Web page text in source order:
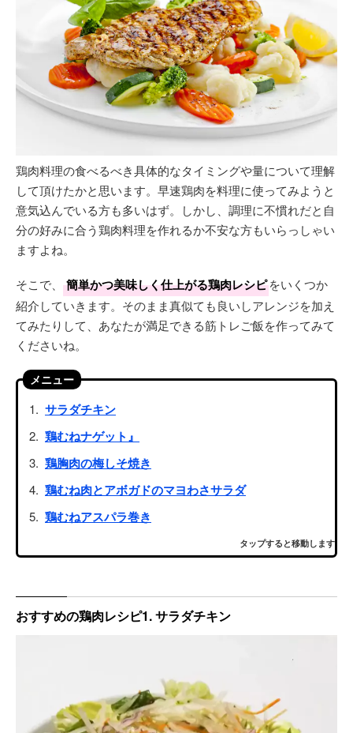
鶏肉料理の食べるべき具体的なタイミングや量について理解
して頂けたかと思います。早速鶏肉を料理に使ってみようと
意気込んでいる方も多いはず。しかし、調理に不慣れだと自
分の好みに合う鶏肉料理を作れるか不安な方もいらっしゃい
ますよね。
そこで、 簡単かつ美味しく仕上がる鶏肉レシピをいくつか
紹介していきます。そのまま真似ても良いしアレンジを加え
てみたりして、あなたが満足できる筋トレご飯を作ってみて
くださいね。
メニュー
サラダチキン
鶏むねナゲット』
鶏胸肉の梅しそ焼き
鶏むね肉とアボガドのマヨわさサラダ
鶏むねアスパラ巻き
タップすると移動します
おすすめの鶏肉レシピ1. サラダチキン